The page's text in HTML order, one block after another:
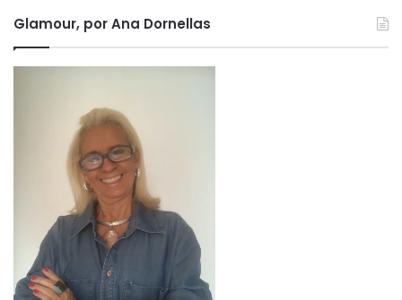
Glamour, por Ana Dornellas